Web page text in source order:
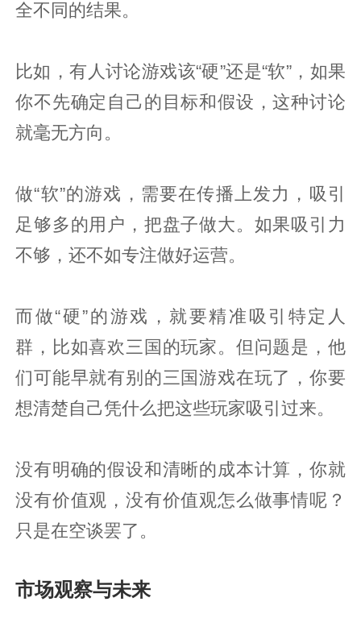
全不同的结果。
比如，有人讨论游戏该“硬”还是“软”，如果
你不先确定自己的目标和假设，这种讨论
就毫无方向。
做“软”的游戏，需要在传播上发力，吸引
足够多的用户，把盘子做大。如果吸引力
不够，还不如专注做好运营。
而做“硬”的游戏，就要精准吸引特定人
群，比如喜欢三国的玩家。但问题是，他
们可能早就有别的三国游戏在玩了，你要
想清楚自己凭什么把这些玩家吸引过来。
没有明确的假设和清晰的成本计算，你就
没有价值观，没有价值观怎么做事情呢？
只是在空谈罢了。
市场观察与未来